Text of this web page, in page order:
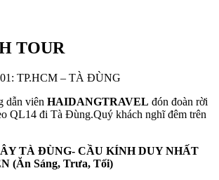
TOUR
TP.HCM – TÀ ĐÙNG
dẫn viên HAIDANGTRAVEL đón đoàn rời
QL14 đi Tà Đùng.Quý khách nghĩ đêm trên
TÀ ĐÙNG- CẦU KÍNH DUY NHẤT
(Ăn Sáng, Trưa, Tối)